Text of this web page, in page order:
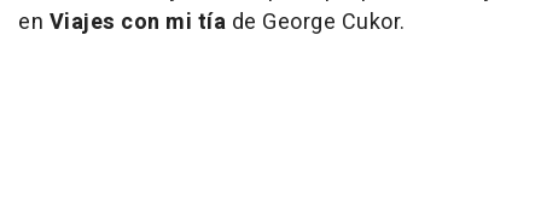
en Viajes con mi tía de George Cukor.